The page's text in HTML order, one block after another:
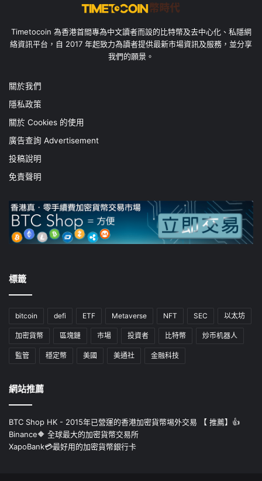
Timetocoin 為香港首間專為中文讀者而設的比特幣及去中心化、私隱網
絡資訊平台，自 2017 年起致力為讀者提供最新市場資訊及服務，並分享
我們的願景。
關於我們
隱私政策
關於 Cookies 的使用
廣告查詢 Advertisement
投稿說明
免責聲明
標籤
bitcoin defi ETF Metaverse NFT SEC 以太坊
加密貨幣 區塊鏈 市場 投資者 比特幣 炒币机器人
監管 穩定幣 美國 美通社 金融科技
網站推薦
BTC Shop HK - 2015年已營運的香港加密貨幣埸外交易 【 推薦】👍
Binance🔶 全球最大的加密貨幣交易所
XapoBank💳最好用的加密貨幣銀行卡